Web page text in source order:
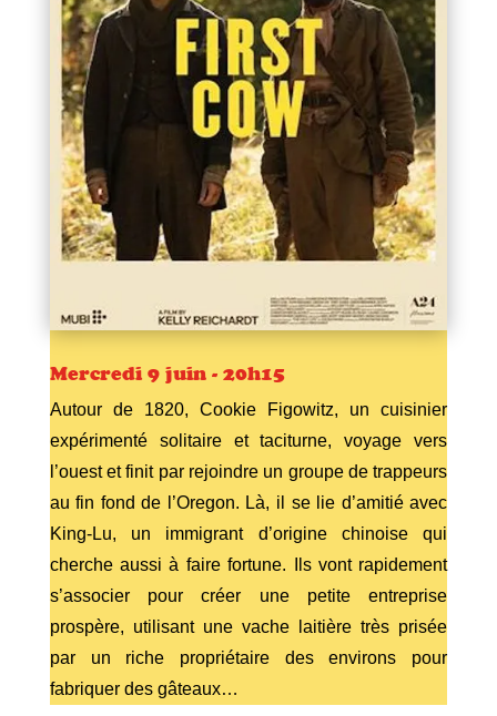
Mercredi 9 juin - 20h15
Autour de 1820, Cookie Figowitz, un cuisinier
expérimenté solitaire et taciturne, voyage vers
l’ouest et finit par rejoindre un groupe de trappeurs
au fin fond de l’Oregon. Là, il se lie d’amitié avec
King-Lu, un immigrant d’origine chinoise qui
cherche aussi à faire fortune. Ils vont rapidement
s’associer pour créer une petite entreprise
prospère, utilisant une vache laitière très prisée
par un riche propriétaire des environs pour
fabriquer des gâteaux…